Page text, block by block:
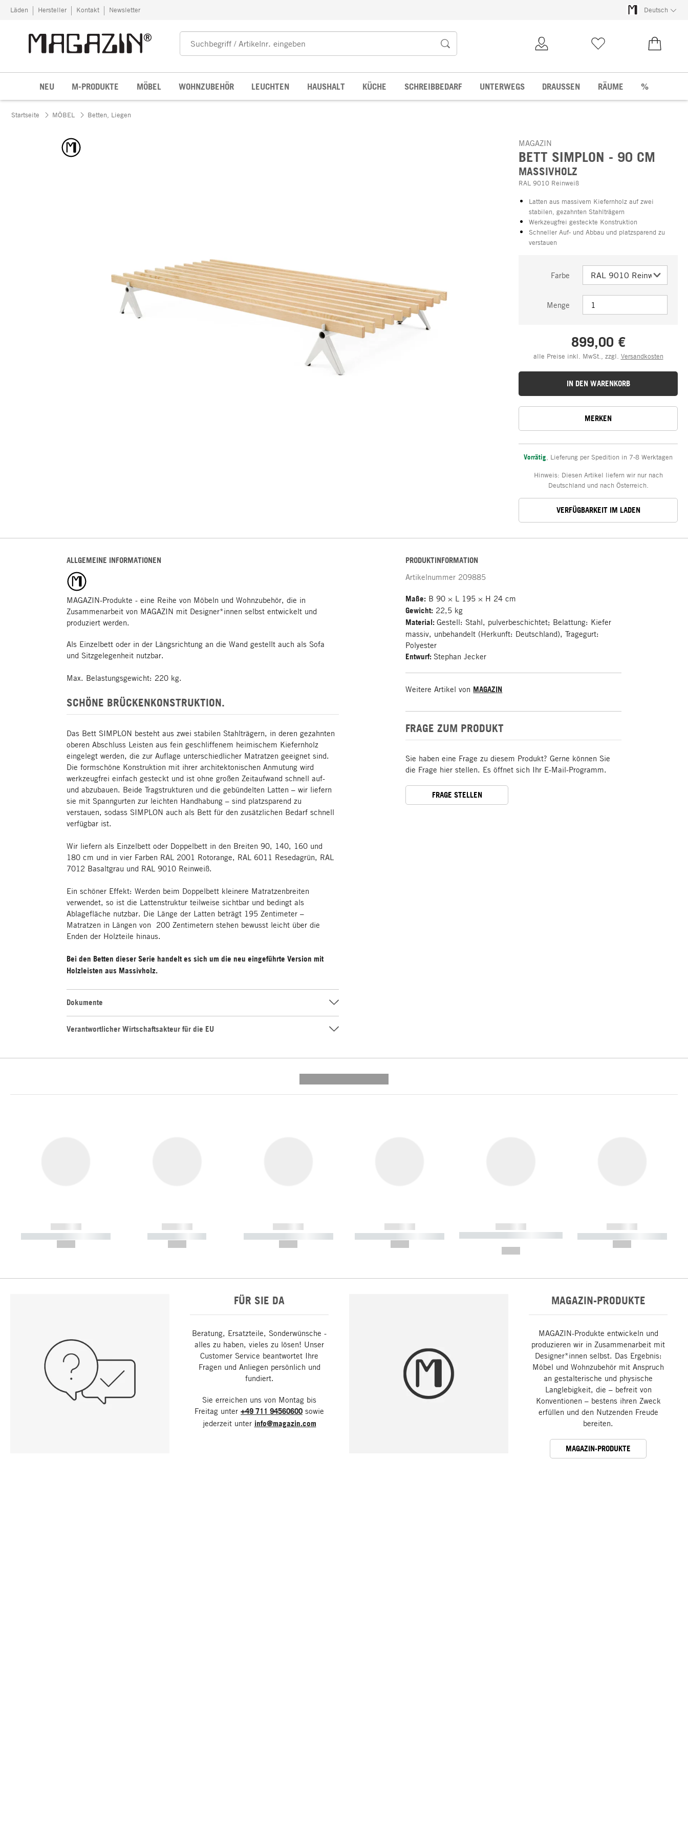
Zum Inhalt springen
Läden Hersteller Kontakt Newsletter Deutsch
NEU M-PRODUKTE MÖBEL WOHNZUBEHÖR LEUCHTEN HAUSHALT KÜCHE SCHREIBBEDARF UNTERWEGS DRAUSSEN RÄUME %
Startseite MÖBEL Betten, Liegen
MAGAZIN
BETT SIMPLON - 90 CM
MASSIVHOLZ
RAL 9010 Reinweiß
Latten aus massivem Kiefernholz auf zwei
stabilen, gezahnten Stahlträgern
Werkzeugfrei gesteckte Konstruktion
Schneller Auf- und Abbau und platzsparend zu
verstauen
Farbe
Menge
899,00 €
alle Preise inkl. MwSt., zzgl. Versandkosten
IN DEN WARENKORB
MERKEN
Vorrätig Lieferung per Spedition in 7-8 Werktagen
Hinweis: Diesen Artikel liefern wir nur nach
Deutschland und nach Österreich.
VERFÜGBARKEIT IM LADEN
ALLGEMEINE INFORMATIONEN
MAGAZIN-Produkte - eine Reihe von Möbeln und Wohnzubehör, die in
Zusammenarbeit von MAGAZIN mit Designer*innen selbst entwickelt und
produziert werden.
Als Einzelbett oder in der Längsrichtung an die Wand gestellt auch als Sofa
und Sitzgelegenheit nutzbar.
Max. Belastungsgewicht: 220 kg.
SCHÖNE BRÜCKENKONSTRUKTION.
Das Bett SIMPLON besteht aus zwei stabilen Stahlträgern, in deren gezahnten
oberen Abschluss Leisten aus fein geschliffenem heimischem Kiefernholz
eingelegt werden, die zur Auflage unterschiedlicher Matratzen geeignet sind.
Die formschöne Konstruktion mit ihrer architektonischen Anmutung wird
werkzeugfrei einfach gesteckt und ist ohne großen Zeitaufwand schnell auf-
und abzubauen. Beide Tragstrukturen und die gebündelten Latten – wir liefern
sie mit Spanngurten zur leichten Handhabung – sind platzsparend zu
verstauen, sodass SIMPLON auch als Bett für den zusätzlichen Bedarf schnell
verfügbar ist.
Wir liefern als Einzelbett oder Doppelbett in den Breiten 90, 140, 160 und
180 cm und in vier Farben RAL 2001 Rotorange, RAL 6011 Resedagrün, RAL
7012 Basaltgrau und RAL 9010 Reinweiß.
Ein schöner Effekt: Werden beim Doppelbett kleinere Matratzenbreiten
verwendet, so ist die Lattenstruktur teilweise sichtbar und bedingt als
Ablagefläche nutzbar. Die Länge der Latten beträgt 195 Zentimeter –
Matratzen in Längen von 200 Zentimetern stehen bewusst leicht über die
Enden der Holzteile hinaus.
Bei den Betten dieser Serie handelt es sich um die neu eingeführte Version mit
Holzleisten aus Massivholz.
Dokumente
Verantwortlicher Wirtschaftsakteur für die EU
PRODUKTINFORMATION
Artikelnummer 209885
Maße: B 90 × L 195 × H 24 cm
Gewicht: 22,5 kg
Material:Gestell: Stahl, pulverbeschichtet; Belattung: Kiefer
massiv, unbehandelt (Herkunft: Deutschland), Tragegurt:
Polyester
Entwurf: Stephan Jecker
Weitere Artikel von MAGAZIN
FRAGE ZUM PRODUKT
Sie haben eine Frage zu diesem Produkt? Gerne können Sie
die Frage hier stellen. Es öffnet sich Ihr E-Mail-Programm.
FRAGE STELLEN
------------
----------- ----------- -----------
------------
----------- -----------
------------
----------- ----------- -----------
------------
----------- ----------- -----------
------------
----------- ----------- ----------- ----
------------
----------- ----------- -----------
FÜR SIE DA
Beratung, Ersatzteile, Sonderwünsche -
alles zu haben, vieles zu lösen! Unser
Customer Service beantwortet Ihre
Fragen und Anliegen persönlich und
fundiert.
Sie erreichen uns von Montag bis
Freitag unter +49 711 94560600 sowie
jederzeit unter info@magazin.com
MAGAZIN-PRODUKTE
MAGAZIN-Produkte entwickeln und
produzieren wir in Zusammenarbeit mit
Designer*innen selbst. Das Ergebnis:
Möbel und Wohnzubehör mit Anspruch
an gestalterische und physische
Langlebigkeit, die – befreit von
Konventionen – bestens ihren Zweck
erfüllen und den Nutzenden Freude
bereiten.
MAGAZIN-PRODUKTE